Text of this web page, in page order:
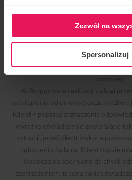
Zezwól na
Spersonalizuj
Umowy zakupu Usługi, nabytej w
minutowych, bez podania przyczyny i
ciągu 14 dni od daty zawarcia umowy.
znajdują odpowiednie
odstąpienia od umowy będzie
Klient – poprzez zaznaczenie
wyraźne oświadczenie zawierające
sytuacji, jeżeli Klient wykona prawo
zgłoszeniu żądania, Klient będzie
świadczenia spełnione do chwili
zastrzeżeniem, iż cena takich